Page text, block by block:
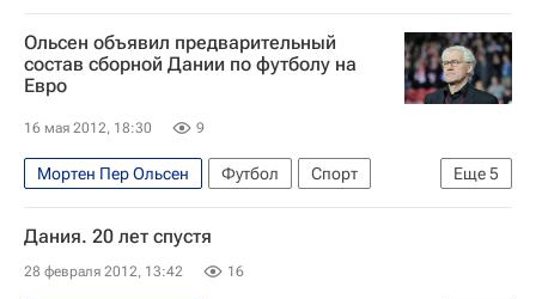
Ольсен объявил предварительный
состав сборной Дании по футболу на
Евро
16 мая 2012, 18:30 9
Еще5
Мортен Пер Ольсен Футбол
Спорт
Евро-2012
Новости - Евро-2012
Евро 2024
Дания. 20 лет спустя
28 февраля 2012, 13:42 16